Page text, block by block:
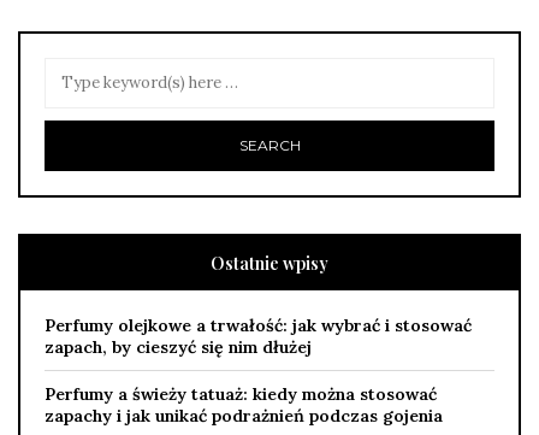
Ostatnie wpisy
Perfumy olejkowe a trwałość: jak wybrać i stosować
zapach, by cieszyć się nim dłużej
Perfumy a świeży tatuaż: kiedy można stosować
zapachy i jak unikać podrażnień podczas gojenia